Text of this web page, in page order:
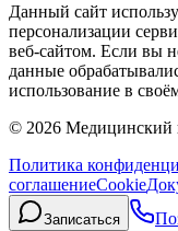
Данный сайт
персонализации
веб-сайтом. Если вы
данные
использование в
© 2026 Медицинский
Политика
соглашениеCookie
Записаться